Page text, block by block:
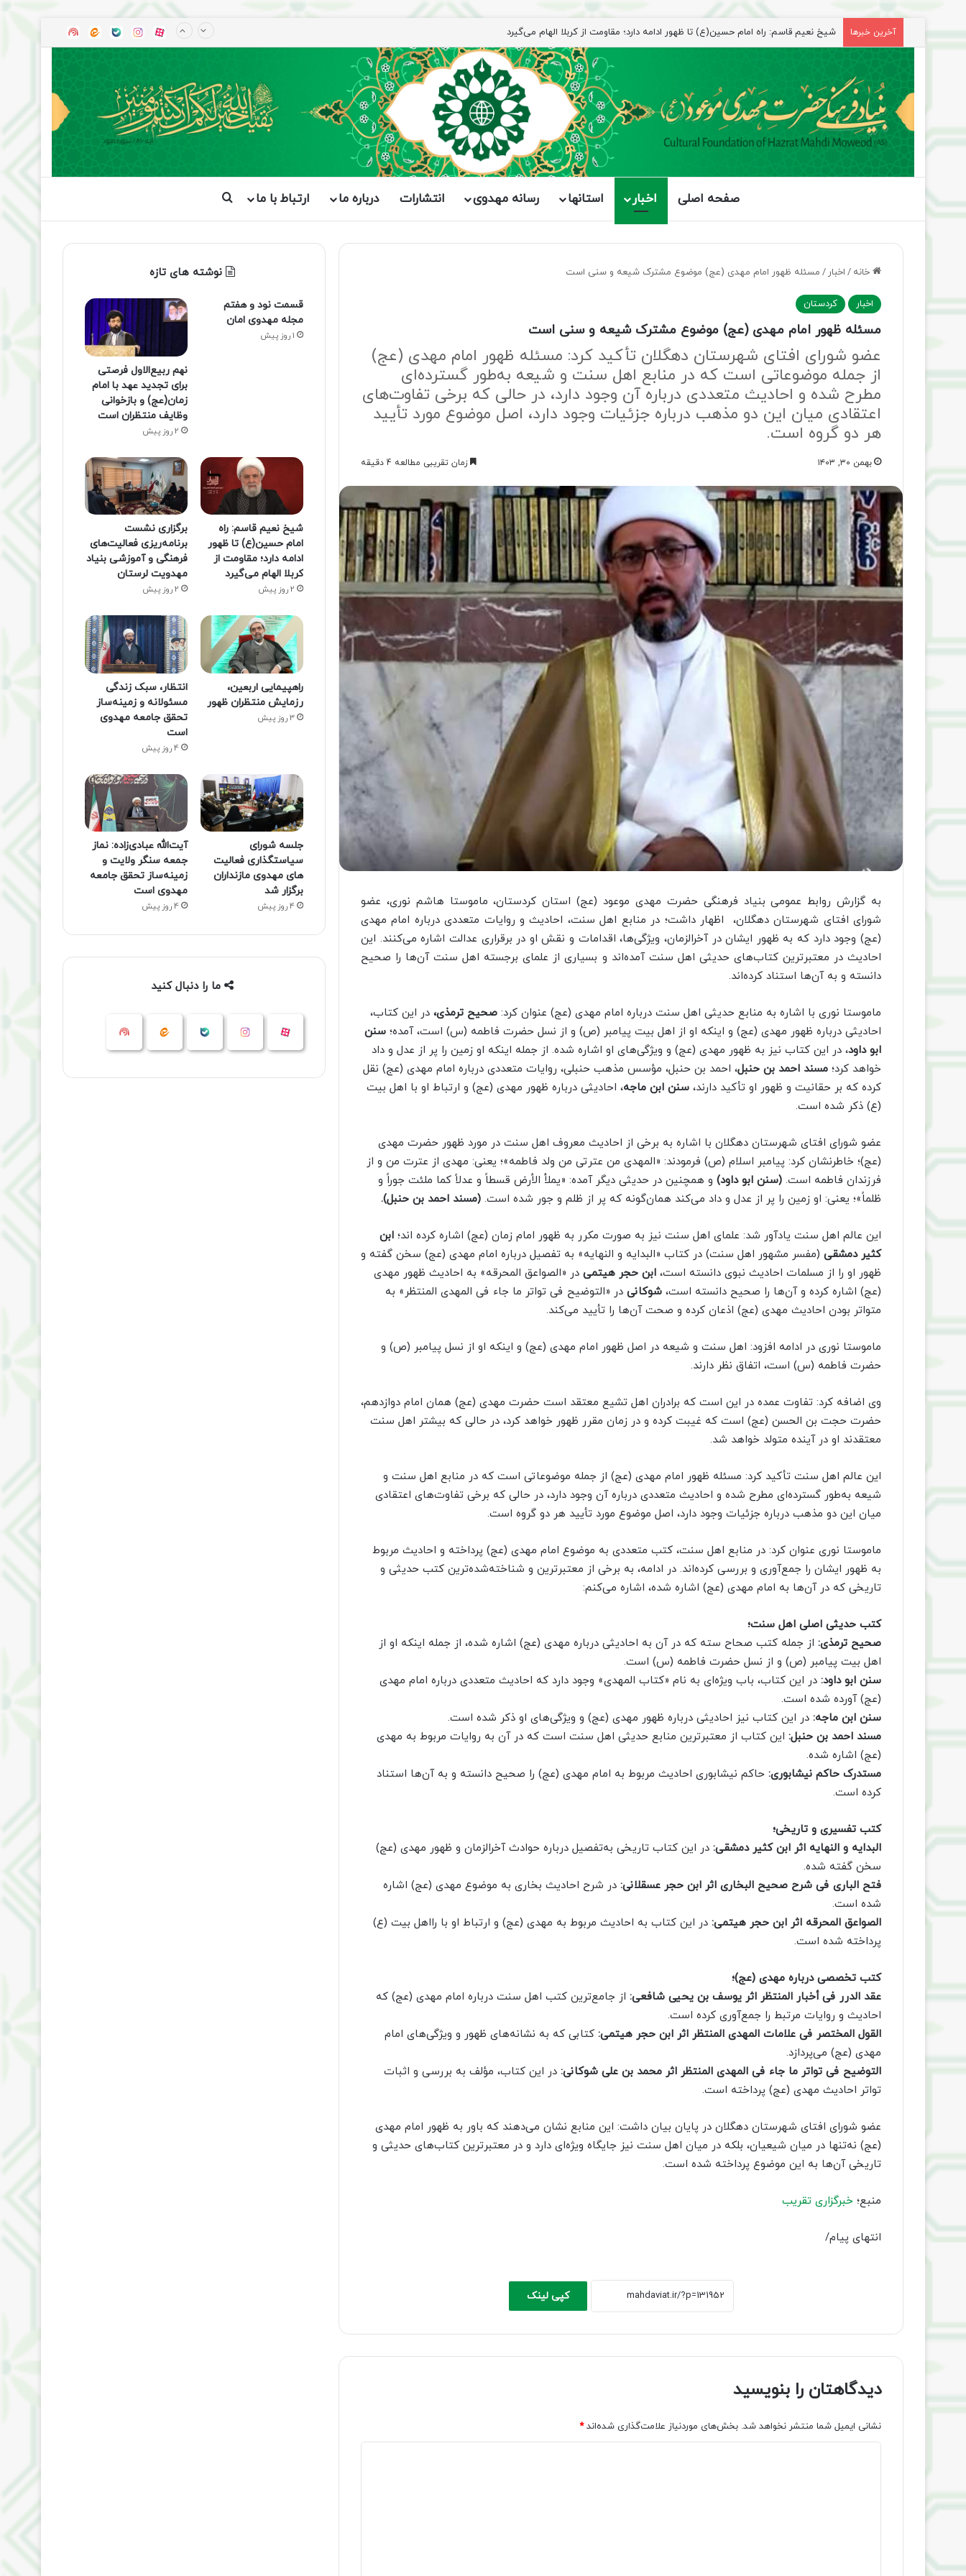
آخرین خبرها
شیخ نعیم قاسم: راه امام حسین(ع) تا ظهور ادامه دارد؛ مقاومت از کربلا الهام می‌گیرد
آپاراتاینستاگرام
بله ایتا
صفحه اصلی اخبار استانها رسانه مهدوی انتشارات درباره ما ارتباط با ما جستجو برای
خانه / اخبار / مسئله ظهور امام مهدی (عج) موضوع مشترک شیعه و سنی است
اخبار کردستان
مسئله ظهور امام مهدی (عج) موضوع مشترک شیعه و سنی است
عضو شورای افتای شهرستان دهگلان تأکید کرد: مسئله ظهور امام مهدی (عج)
از جمله موضوعاتی است که در منابع اهل سنت و شیعه به‌طور گسترده‌ای
مطرح شده و احادیث متعددی درباره آن وجود دارد، در حالی که برخی تفاوت‌های
اعتقادی میان این دو مذهب درباره جزئیات وجود دارد، اصل موضوع مورد تأیید
هر دو گروه است.
بهمن ۳۰, ۱۴۰۳ زمان تقریبی مطالعه 4 دقیقه
به گزارش روابط عمومی بنیاد فرهنگی حضرت مهدی موعود (عج) استان کردستان، ماموستا هاشم نوری، عضو
شورای افتای شهرستان دهگلان، اظهار داشت؛ در منابع اهل سنت، احادیث و روایات متعددی درباره امام مهدی
(عج) وجود دارد که به ظهور ایشان در آخرالزمان، ویژگی‌ها، اقدامات و نقش او در برقراری عدالت اشاره می‌کنند. این
احادیث در معتبرترین کتاب‌های حدیثی اهل سنت آمده‌اند و بسیاری از علمای برجسته اهل سنت آن‌ها را صحیح
دانسته و به آن‌ها استناد کرده‌اند.
ماموستا نوری با اشاره به منابع حدیثی اهل سنت درباره امام مهدی (عج) عنوان کرد: صحیح ترمذی، در این کتاب،
احادیثی درباره ظهور مهدی (عج) و اینکه او از اهل بیت پیامبر (ص) و از نسل حضرت فاطمه (س) است، آمده؛ سنن
ابو داود، در این کتاب نیز به ظهور مهدی (عج) و ویژگی‌های او اشاره شده. از جمله اینکه او زمین را پر از عدل و داد
خواهد کرد؛ مسند احمد بن حنبل، احمد بن حنبل، مؤسس مذهب حنبلی، روایات متعددی درباره امام مهدی (عج) نقل
کرده که بر حقانیت و ظهور او تأکید دارند، سنن ابن ماجه، احادیثی درباره ظهور مهدی (عج) و ارتباط او با اهل بیت
(ع) ذکر شده است.
عضو شورای افتای شهرستان دهگلان با اشاره به برخی از احادیث معروف اهل سنت در مورد ظهور حضرت مهدی
(عج)؛ خاطرنشان کرد: پیامبر اسلام (ص) فرمودند: «المهدی من عترتی من ولد فاطمه»؛ یعنی: مهدی از عترت من و از
فرزندان فاطمه است. (سنن ابو داود) و همچنین در حدیثی دیگر آمده: «یملأ الأرض قسطاً و عدلاً کما ملئت جوراً و
ظلماً»؛ یعنی: او زمین را پر از عدل و داد می‌کند همان‌گونه که پر از ظلم و جور شده است. (مسند احمد بن حنبل).
این عالم اهل سنت یادآور شد: علمای اهل سنت نیز به صورت مکرر به ظهور امام زمان (عج) اشاره کرده اند؛ ابن
کثیر دمشقی (مفسر مشهور اهل سنت) در کتاب «البدایه و النهایه» به تفصیل درباره امام مهدی (عج) سخن گفته و
ظهور او را از مسلمات احادیث نبوی دانسته است، ابن حجر هیتمی در «الصواعق المحرقه» به احادیث ظهور مهدی
(عج) اشاره کرده و آن‌ها را صحیح دانسته است، شوکانی در «التوضیح فی تواتر ما جاء فی المهدی المنتظر» به
متواتر بودن احادیث مهدی (عج) اذعان کرده و صحت آن‌ها را تأیید می‌کند.
ماموستا نوری در ادامه افزود: اهل سنت و شیعه در اصل ظهور امام مهدی (عج) و اینکه او از نسل پیامبر (ص) و
حضرت فاطمه (س) است، اتفاق نظر دارند.
وی اضافه کرد: تفاوت عمده در این است که برادران اهل تشیع معتقد است حضرت مهدی (عج) همان امام دوازدهم،
حضرت حجت بن الحسن (عج) است که غیبت کرده و در زمان مقرر ظهور خواهد کرد، در حالی که بیشتر اهل سنت
معتقدند او در آینده متولد خواهد شد.
این عالم اهل سنت تأکید کرد: مسئله ظهور امام مهدی (عج) از جمله موضوعاتی است که در منابع اهل سنت و
شیعه به‌طور گسترده‌ای مطرح شده و احادیث متعددی درباره آن وجود دارد، در حالی که برخی تفاوت‌های اعتقادی
میان این دو مذهب درباره جزئیات وجود دارد، اصل موضوع مورد تأیید هر دو گروه است.
ماموستا نوری عنوان کرد: در منابع اهل سنت، کتب متعددی به موضوع امام مهدی (عج) پرداخته و احادیث مربوط
به ظهور ایشان را جمع‌آوری و بررسی کرده‌اند. در ادامه، به برخی از معتبرترین و شناخته‌شده‌ترین کتب حدیثی و
تاریخی که در آن‌ها به امام مهدی (عج) اشاره شده، اشاره می‌کنم:
کتب حدیثی اصلی اهل سنت؛
صحیح ترمذی: از جمله کتب صحاح سته که در آن به احادیثی درباره مهدی (عج) اشاره شده، از جمله اینکه او از
اهل بیت پیامبر (ص) و از نسل حضرت فاطمه (س) است.
سنن ابو داود: در این کتاب، باب ویژه‌ای به نام «کتاب المهدی» وجود دارد که احادیث متعددی درباره امام مهدی
(عج) آورده شده است.
سنن ابن ماجه: در این کتاب نیز احادیثی درباره ظهور مهدی (عج) و ویژگی‌های او ذکر شده است.
مسند احمد بن حنبل: این کتاب از معتبرترین منابع حدیثی اهل سنت است که در آن به روایات مربوط به مهدی
(عج) اشاره شده.
مستدرک حاکم نیشابوری: حاکم نیشابوری احادیث مربوط به امام مهدی (عج) را صحیح دانسته و به آن‌ها استناد
کرده است.
کتب تفسیری و تاریخی؛
البدایه و النهایه اثر ابن کثیر دمشقی: در این کتاب تاریخی به‌تفصیل درباره حوادث آخرالزمان و ظهور مهدی (عج)
سخن گفته شده.
فتح الباری فی شرح صحیح البخاری اثر ابن حجر عسقلانی: در شرح احادیث بخاری به موضوع مهدی (عج) اشاره
شده است.
الصواعق المحرقه اثر ابن حجر هیتمی: در این کتاب به احادیث مربوط به مهدی (عج) و ارتباط او با رااهل بیت (ع)
پرداخته شده است.
کتب تخصصی درباره مهدی (عج)؛
عقد الدرر فی أخبار المنتظر اثر یوسف بن یحیی شافعی: از جامع‌ترین کتب اهل سنت درباره امام مهدی (عج) که
احادیث و روایات مرتبط را جمع‌آوری کرده است.
القول المختصر فی علامات المهدی المنتظر اثر ابن حجر هیتمی: کتابی که به نشانه‌های ظهور و ویژگی‌های امام
مهدی (عج) می‌پردازد.
التوضیح فی تواتر ما جاء فی المهدی المنتظر اثر محمد بن علی شوکانی: در این کتاب، مؤلف به بررسی و اثبات
تواتر احادیث مهدی (عج) پرداخته است.
عضو شورای افتای شهرستان دهگلان در پایان بیان داشت: این منابع نشان می‌دهند که باور به ظهور امام مهدی
(عج) نه‌تنها در میان شیعیان، بلکه در میان اهل سنت نیز جایگاه ویژه‌ای دارد و در معتبرترین کتاب‌های حدیثی و
تاریخی آن‌ها به این موضوع پرداخته شده است.
منبع؛ خبرگزاری تقریب
انتهای پیام/
کپی لینک
دیدگاهتان را بنویسید
نشانی ایمیل شما منتشر نخواهد شد. بخش‌های موردنیاز علامت‌گذاری شده‌اند*
نوشته های تازه
قسمت نود و هفتم
مجله مهدوی امان
1 روز پیش
نهم ربیع‌الاول فرصتی
برای تجدید عهد با امام
زمان(عج) و بازخوانی
وظایف منتظران است
2 روز پیش
شیخ نعیم قاسم: راه
امام حسین(ع) تا ظهور
ادامه دارد؛ مقاومت از
کربلا الهام می‌گیرد
2 روز پیش
برگزاری نشست
برنامه‌ریزی فعالیت‌های
فرهنگی و آموزشی بنیاد
مهدویت لرستان
2 روز پیش
راهپیمایی اربعین،
رزمایش منتظران ظهور
3 روز پیش
انتظار، سبک زندگی
مسئولانه و زمینه‌ساز
تحقق جامعه مهدوی
است
4 روز پیش
جلسه شورای
سیاستگذاری فعالیت
های مهدوی مازنداران
برگزار شد
4 روز پیش
آیت‌الله عبادی‌زاده: نماز
جمعه سنگر ولایت و
زمینه‌ساز تحقق جامعه
مهدوی است
4 روز پیش
ما را دنبال کنید
آپارات اینستاگرام ایتا